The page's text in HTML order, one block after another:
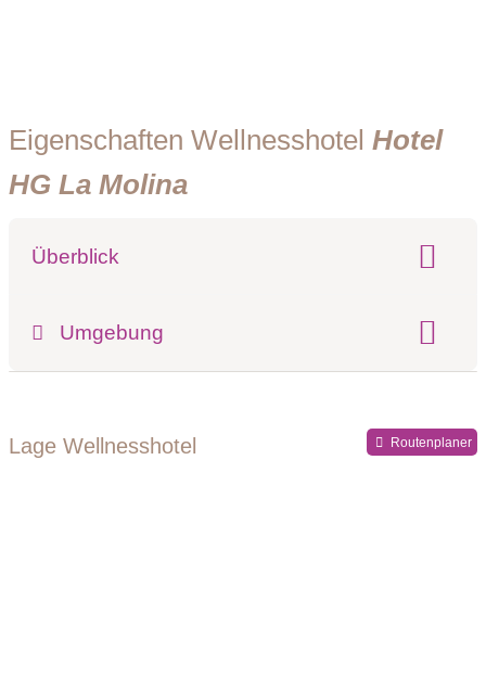
Eigenschaften Wellnesshotel Hotel
HG La Molina
Überblick
Umgebung
Lage Wellnesshotel Routenplaner